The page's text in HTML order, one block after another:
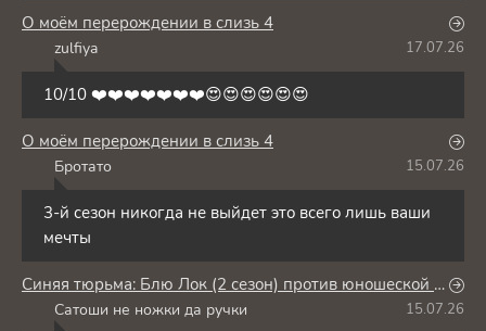
О моём перерождении в слизь 4
zulfiya 17.07.26
10/10 ❤️❤️❤️❤️❤️❤️❤️😍😍😍😍😍😍
О моём перерождении в слизь 4
Бротато 15.07.26
3-й сезон никогда не выйдет это всего лишь ваши
мечты
Синяя тюрьма: Блю Лок (2 сезон) против юношеской сборной Японии
Сатоши не ножки да ручки 15.07.26